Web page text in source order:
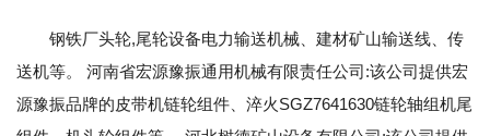
钢铁厂头轮,尾轮设备电力输送机械、建材矿山输送线、传
送机等。 河南省宏源豫振通用机械有限责任公司:该公司提供宏
源豫振品牌的皮带机链轮组件、淬火SGZ7641630链轮轴组机尾